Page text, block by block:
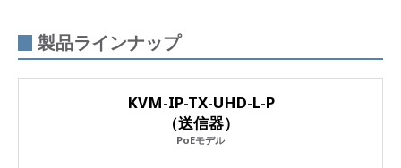
製品ラインナップ
KVM-IP-TX-UHD-L-P
（送信器）
PoEモデル